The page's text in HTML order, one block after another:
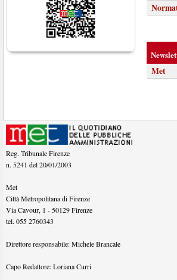
Met
Reg. Tribunale Firenze
n. 5241 del 20/01/2003
Met
Città Metropolitana di Firenze
Via Cavour, 1 - 50129 Firenze
tel.055 2760343
Direttore responsabile:Michele Brancale
Capo Redattore:Loriana Curri